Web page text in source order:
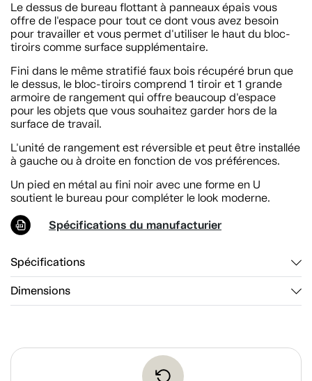
Le dessus de bureau flottant à panneaux épais vous
offre de l'espace pour tout ce dont vous avez besoin
pour travailler et vous permet d'utiliser le haut du bloc-
tiroirs comme surface supplémentaire.
Fini dans le même stratifié faux bois récupéré brun que
le dessus, le bloc-tiroirs comprend 1 tiroir et 1 grande
armoire de rangement qui offre beaucoup d'espace
pour les objets que vous souhaitez garder hors de la
surface de travail.
L'unité de rangement est réversible et peut être installée
à gauche ou à droite en fonction de vos préférences.
Un pied en métal au fini noir avec une forme en U
soutient le bureau pour compléter le look moderne.
Spécifications du manufacturier
Spécifications
Dimensions